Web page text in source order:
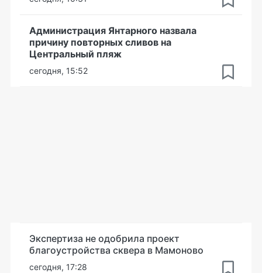
Администрация Янтарного назвала
причину повторных сливов на
Центральный пляж
сегодня, 15:52
Экспертиза не одобрила проект
благоустройства сквера в Мамоново
сегодня, 17:28